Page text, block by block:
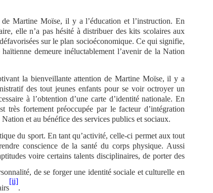
Martine Moïse, il y a l’éducation et l’instruction. En
elle n’a pas hésité à distribuer des kits scolaires aux
sur le plan socioéconomique. Ce qui signifie,
demeure inéluctablement l’avenir de la Nation
la bienveillante attention de Martine Moïse, il y a
des tout jeunes enfants pour se voir octroyer un
à l’obtention d’une carte d’identité nationale. En
très fortement préoccupée par le facteur d’intégration
et au bénéfice des services publics et sociaux.
du sport. En tant qu’activité, celle-ci permet aux tout
conscience de la santé du corps physique. Aussi
voire certains talents disciplinaires, de porter des
de se forger une identité sociale et culturelle en
[ii]
.